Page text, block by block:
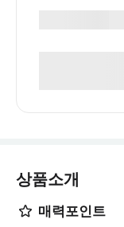
상품소개
매력포인트